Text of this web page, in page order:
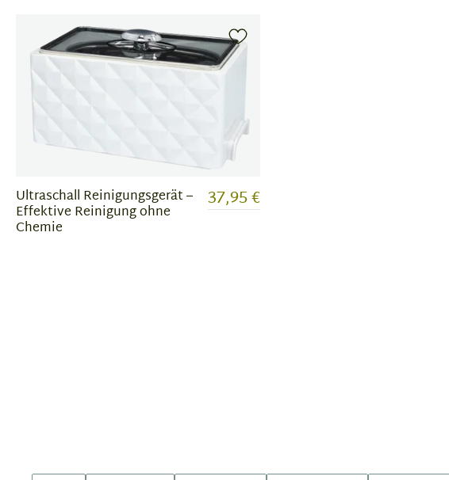
Ultraschall Reinigungsgerät –
Effektive Reinigung ohne
Chemie
37,95 €